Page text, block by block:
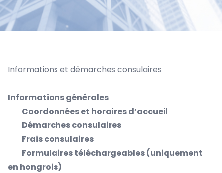
Informations et démarches consulaires
Informations générales
Coordonnées et horaires d’accueil
Démarches consulaires
Frais consulaires
Formulaires téléchargeables (uniquement
en hongrois)